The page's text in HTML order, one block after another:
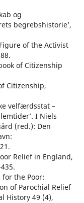
og
begrebshistorie’,
of the Activist
of Citizenship
Citizenship,
velfærdsstat –
I Niels
(red.): Den
Relief in England,
for the Poor:
of Parochial Relief
History 49 (4),